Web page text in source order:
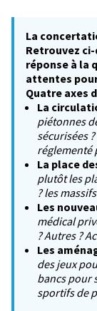
La
Retrouvez
réponse à la
attentes
Quatre axes
La
piétonnes
sécurisées
réglementé
La place
plutôt les
? les
Les
médical
? Autres ?
Les
des jeux
bancs pour
sportifs de